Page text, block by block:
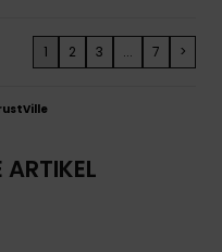
1 2 3 ... 7 >
ARTIKEL